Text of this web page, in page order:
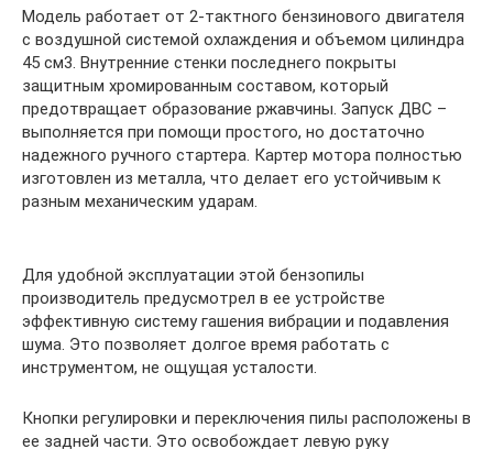
Модель работает от 2-тактного бензинового двигателя
с воздушной системой охлаждения и объемом цилиндра
45 см3. Внутренние стенки последнего покрыты
защитным хромированным составом, который
предотвращает образование ржавчины. Запуск ДВС –
выполняется при помощи простого, но достаточно
надежного ручного стартера. Картер мотора полностью
изготовлен из металла, что делает его устойчивым к
разным механическим ударам.
Для удобной эксплуатации этой бензопилы
производитель предусмотрел в ее устройстве
эффективную систему гашения вибрации и подавления
шума. Это позволяет долгое время работать с
инструментом, не ощущая усталости.
Кнопки регулировки и переключения пилы расположены в
ее задней части. Это освобождает левую руку